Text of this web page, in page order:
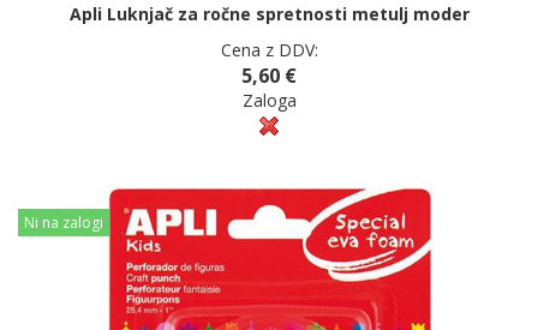
Apli Luknjač za ročne spretnosti metulj moder
Cena z DDV:
5,60 €
Zaloga
Ni na zalogi